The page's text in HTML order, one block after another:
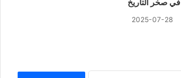
2025-07-28